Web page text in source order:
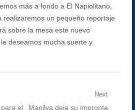
más a fondo a El Napiolitano,
realizaremos un pequeño reportaje
sobre la mesa este nuevo
deseamos mucha suerte y
el
Next
Next
Manilva deja su impronta